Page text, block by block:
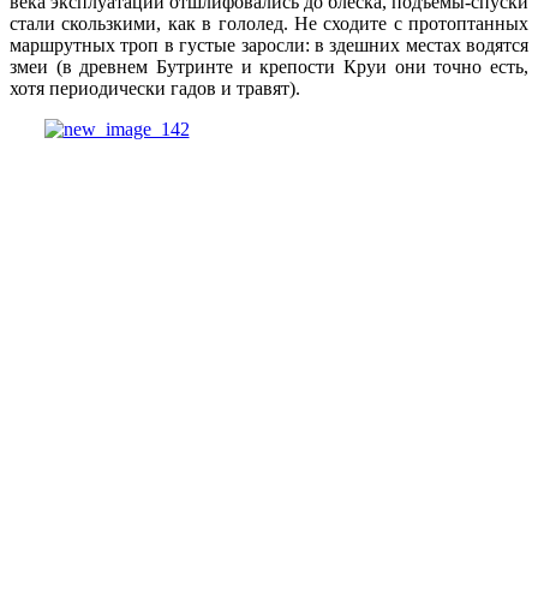
стали скользкими, как в гололед. Не сходите с протоптанных
маршрутных троп в густые заросли: в здешних местах водятся
змеи (в древнем Бутринте и крепости Круи они точно есть,
хотя периодически гадов и травят).